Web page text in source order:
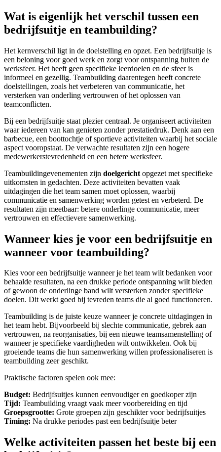
Wat is eigenlijk het verschil tussen een
bedrijfsuitje en teambuilding?
Het kernverschil ligt in de doelstelling en opzet. Een bedrijfsuitje is
een beloning voor goed werk en zorgt voor ontspanning buiten de
werksfeer. Het heeft geen specifieke leerdoelen en de sfeer is
informeel en gezellig. Teambuilding daarentegen heeft concrete
doelstellingen, zoals het verbeteren van communicatie, het
versterken van onderling vertrouwen of het oplossen van
teamconflicten.
Bij een bedrijfsuitje staat plezier centraal. Je organiseert activiteiten
waar iedereen van kan genieten zonder prestatiedruk. Denk aan een
barbecue, een boottochtje of sportieve activiteiten waarbij het sociale
aspect vooropstaat. De verwachte resultaten zijn een hogere
medewerkerstevredenheid en een betere werksfeer.
Teambuildingevenementen zijn doelgericht opgezet met specifieke
uitkomsten in gedachten. Deze activiteiten bevatten vaak
uitdagingen die het team samen moet oplossen, waarbij
communicatie en samenwerking worden getest en verbeterd. De
resultaten zijn meetbaar: betere onderlinge communicatie, meer
vertrouwen en effectievere samenwerking.
Wanneer kies je voor een bedrijfsuitje en
wanneer voor teambuilding?
Kies voor een bedrijfsuitje wanneer je het team wilt bedanken voor
behaalde resultaten, na een drukke periode ontspanning wilt bieden
of gewoon de onderlinge band wilt versterken zonder specifieke
doelen. Dit werkt goed bij tevreden teams die al goed functioneren.
Teambuilding is de juiste keuze wanneer je concrete uitdagingen in
het team hebt. Bijvoorbeeld bij slechte communicatie, gebrek aan
vertrouwen, na reorganisaties, bij een nieuwe teamsamenstelling of
wanneer je specifieke vaardigheden wilt ontwikkelen. Ook bij
groeiende teams die hun samenwerking willen professionaliseren is
teambuilding zeer geschikt.
Praktische factoren spelen ook mee:
Budget: Bedrijfsuitjes kunnen eenvoudiger en goedkoper zijn
Tijd: Teambuilding vraagt vaak meer voorbereiding en tijd
Groepsgrootte: Grote groepen zijn geschikter voor bedrijfsuitjes
Timing: Na drukke periodes past een bedrijfsuitje beter
Welke activiteiten passen het beste bij een